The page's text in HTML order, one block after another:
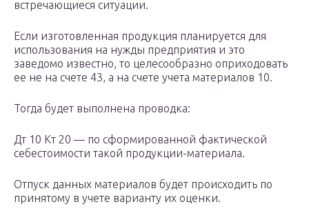
встречающиеся ситуации.
Если изготовленная продукция планируется для
использования на нужды предприятия и это
заведомо известно, то целесообразно оприходовать
ее не на счете 43, а на счете учета материалов 10.
Тогда будет выполнена проводка:
Дт 10 Кт 20 — по сформированной фактической
себестоимости такой продукции-материала.
Отпуск данных материалов будет происходить по
принятому в учете варианту их оценки.